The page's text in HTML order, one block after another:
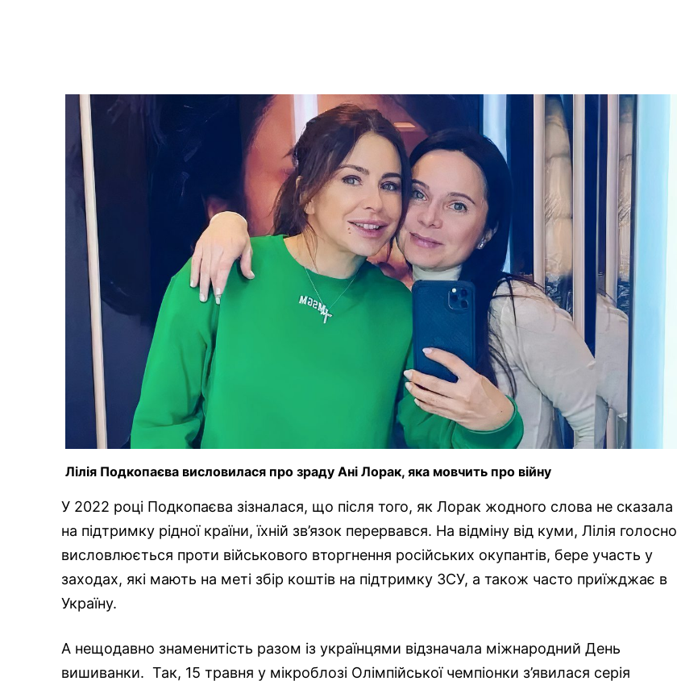
Лілія Подкопаєва висловилася про зраду Ані Лорак, яка мовчить про війну
У 2022 році Подкопаєва зізналася, що після того, як Лорак жодного слова не сказала
на підтримку рідної країни, їхній зв’язок перервався. На відміну від куми, Лілія голосно
висловлюється проти військового вторгнення російських окупантів, бере участь у
заходах, які мають на меті збір коштів на підтримку ЗСУ, а також часто приїжджає в
Україну.
А нещодавно знаменитість разом із українцями відзначала міжнародний День
вишиванки. Так, 15 травня у мікроблозі Олімпійської чемпіонки з’явилася серія